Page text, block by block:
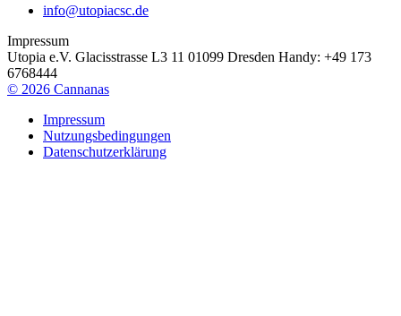
info@utopiacsc.de
Impressum
Utopia e.V. Glacisstrasse L3 11 01099 Dresden Handy: +49 173
6768444
© 2026 Cannanas
Impressum
Nutzungsbedingungen
Datenschutzerklärung